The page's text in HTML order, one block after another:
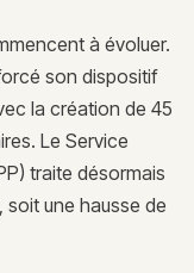
à évoluer.
son dispositif
la création de 45
Le Service
traite désormais
une hausse de